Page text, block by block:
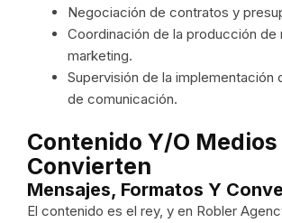
Negociación de contratos y
Coordinación de la producción de
marketing.
Supervisión de la implementación
de comunicación.
Contenido Y/o Medios
Convierten
Mensajes, Formatos Y
El contenido es el rey, y en Robler